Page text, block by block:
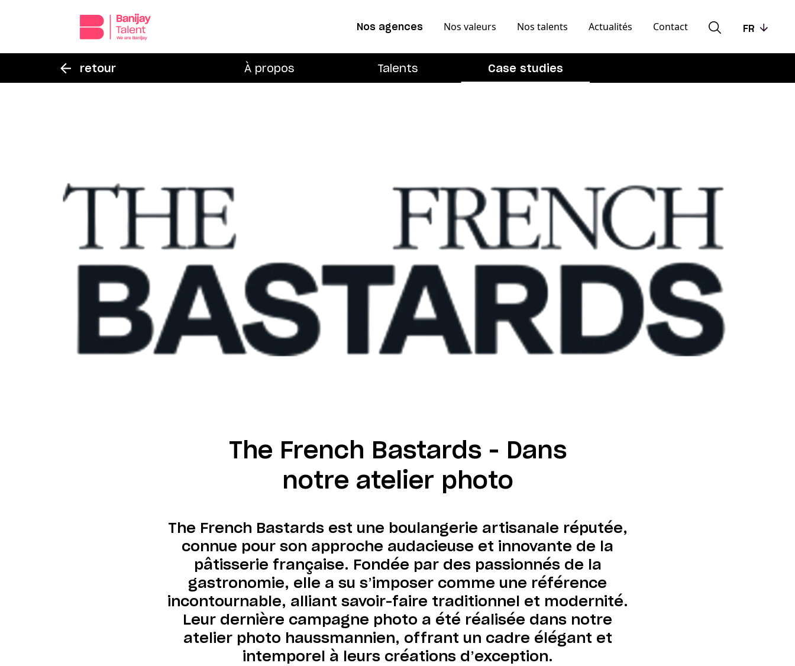
Nos agences Nos valeurs Nos talents Actualités Contact FR
retour À propos Talents Case studies
The French Bastards - Dans
notre atelier photo
The French Bastards est une boulangerie artisanale réputée,
connue pour son approche audacieuse et innovante de la
pâtisserie française. Fondée par des passionnés de la
gastronomie, elle a su s’imposer comme une référence
incontournable, alliant savoir-faire traditionnel et modernité.
Leur dernière campagne photo a été réalisée dans notre
atelier photo haussmannien, offrant un cadre élégant et
intemporel à leurs créations d’exception.